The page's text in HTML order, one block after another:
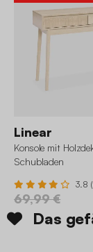
Linear
Konsole mit
Schubladen
3.8
69,99 €
Das